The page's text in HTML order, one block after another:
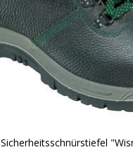
Sicherheitsschnürstiefel